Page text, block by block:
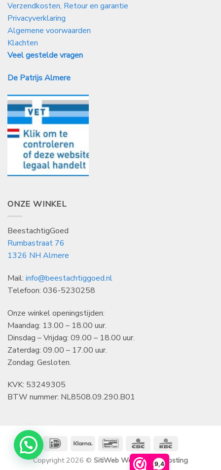
9,4
Verzendkosten, Retour en garantie
Privacyverklaring
Algemene voorwaarden
Klachten
Veel gestelde vragen
De Patrijs Almere
ONZE WINKEL
BeestachtigGoed
Rumbastraat 76
1326 NH Almere
Mail: info@beestachtiggoed.nl
Telefoon: 036-5230258
Onze winkel openingstijden:
Maandag: 13.00 – 18.00 uur.
Dinsdag – Vrijdag: 09.00 – 18.00 uur.
Zaterdag: 09.00 – 17.00 uur.
Zondag: Gesloten.
KVK: 53249305
BTW nummer: NL8508.09.290.B01
IDeal Klarna BancontactCBC
Copyright 2026 © SitiWeb Websites en Hosting